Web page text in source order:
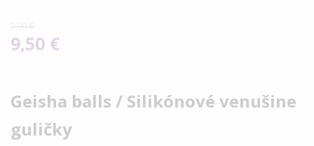
9,90 €
9,50 €
Geisha balls / Silikónové venušine
guličky